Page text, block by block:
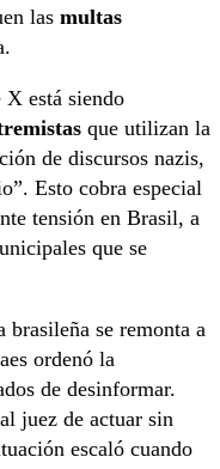
las multas
X está siendo
que utilizan la
de discursos nazis,
Esto cobra especial
tensión en Brasil, a
que se
se remonta a
ordenó la
de desinformar.
juez de actuar sin
escaló cuando